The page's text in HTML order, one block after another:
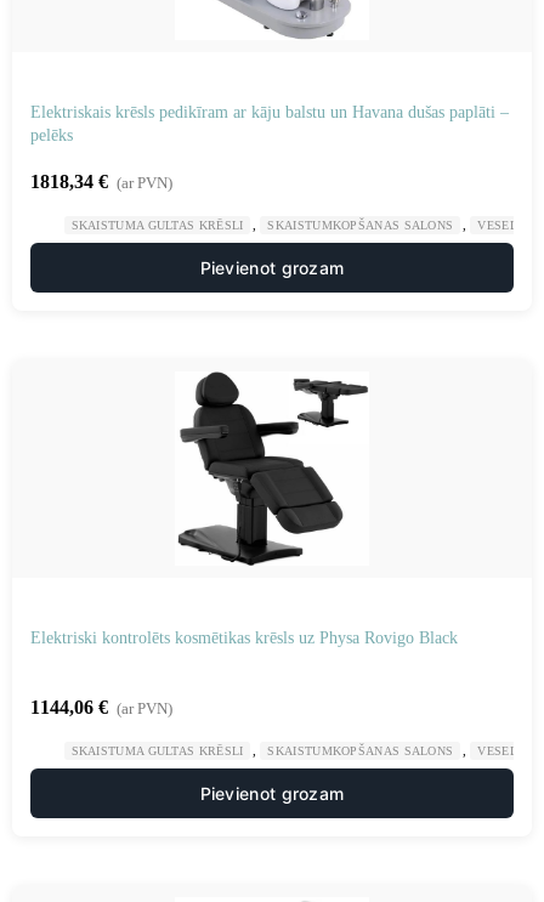
Elektriskais krēsls pedikīram ar kāju balstu un Havana dušas paplāti –
pelēks
1818,34 € (ar PVN)
SKAISTUMA GULTAS KRĒSLI SKAISTUMKOPŠANAS SALONS VESELĪBA
Pievienot grozam
Elektriski kontrolēts kosmētikas krēsls uz Physa Rovigo Black
1144,06 € (ar PVN)
SKAISTUMA GULTAS KRĒSLI SKAISTUMKOPŠANAS SALONS VESELĪBA
Pievienot grozam